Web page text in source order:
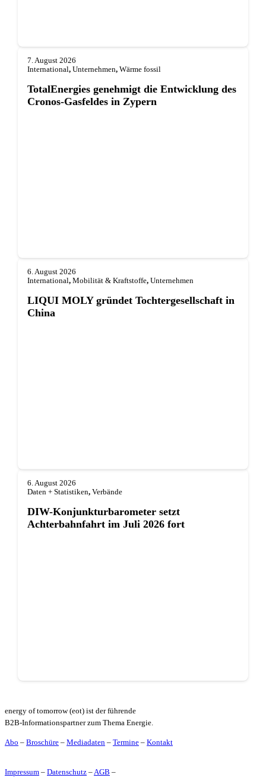
7. August 2026
International, Unternehmen, Wärme fossil
TotalEnergies genehmigt die Entwicklung des
Cronos-Gasfeldes in Zypern
6. August 2026
International, Mobilität & Kraftstoffe, Unternehmen
LIQUI MOLY gründet Tochterge­sellschaft in
China
6. August 2026
Daten + Statistiken, Verbände
DIW-Konjunkturbarometer setzt
Achterbahnfahrt im Juli 2026 fort
energy of tomorrow (eot) ist der führende
B2B-Informationspartner zum Thema Energie.
Abo – Broschüre – Mediadaten – Termine – Kontakt
Impressum – Datenschutz –AGB –